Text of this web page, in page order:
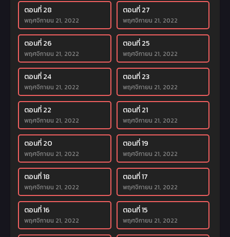
ตอนที่ 28
พฤศจิกายน 21, 2022
ตอนที่ 27
พฤศจิกายน 21, 2022
ตอนที่ 26
พฤศจิกายน 21, 2022
ตอนที่ 25
พฤศจิกายน 21, 2022
ตอนที่ 24
พฤศจิกายน 21, 2022
ตอนที่ 23
พฤศจิกายน 21, 2022
ตอนที่ 22
พฤศจิกายน 21, 2022
ตอนที่ 21
พฤศจิกายน 21, 2022
ตอนที่ 20
พฤศจิกายน 21, 2022
ตอนที่ 19
พฤศจิกายน 21, 2022
ตอนที่ 18
พฤศจิกายน 21, 2022
ตอนที่ 17
พฤศจิกายน 21, 2022
ตอนที่ 16
พฤศจิกายน 21, 2022
ตอนที่ 15
พฤศจิกายน 21, 2022